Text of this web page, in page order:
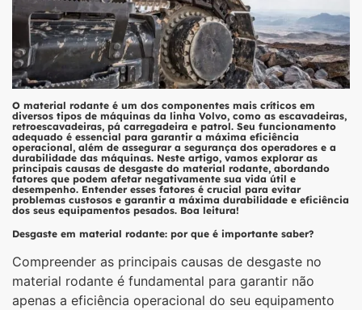
O material rodante é um dos componentes mais críticos em
diversos tipos de máquinas da linha Volvo, como as escavadeiras,
retroescavadeiras, pá carregadeira e patrol. Seu funcionamento
adequado é essencial para garantir a máxima eficiência
operacional, além de assegurar a segurança dos operadores e a
durabilidade das máquinas. Neste artigo, vamos explorar as
principais causas de desgaste do material rodante, abordando
fatores que podem afetar negativamente sua vida útil e
desempenho. Entender esses fatores é crucial para evitar
problemas custosos e garantir a máxima durabilidade e eficiência
dos seus equipamentos pesados. Boa leitura!
Desgaste em material rodante: por que é importante saber?
Compreender as principais causas de desgaste no
material rodante é fundamental para garantir não
apenas a eficiência operacional do seu equipamento